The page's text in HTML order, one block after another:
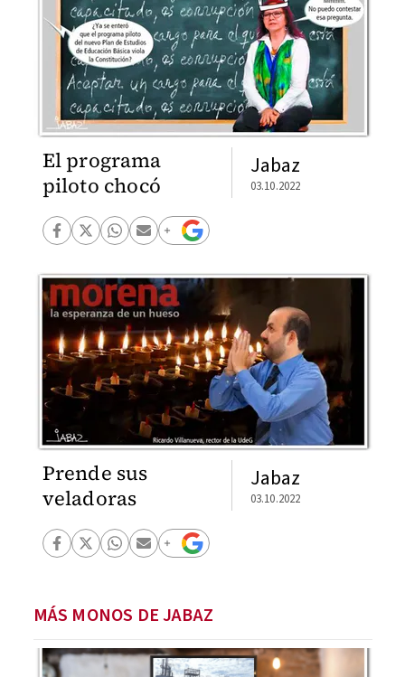
El programa
piloto chocó
Jabaz
03.10.2022
Prende sus
veladoras
Jabaz
03.10.2022
MÁS MONOS DE JABAZ